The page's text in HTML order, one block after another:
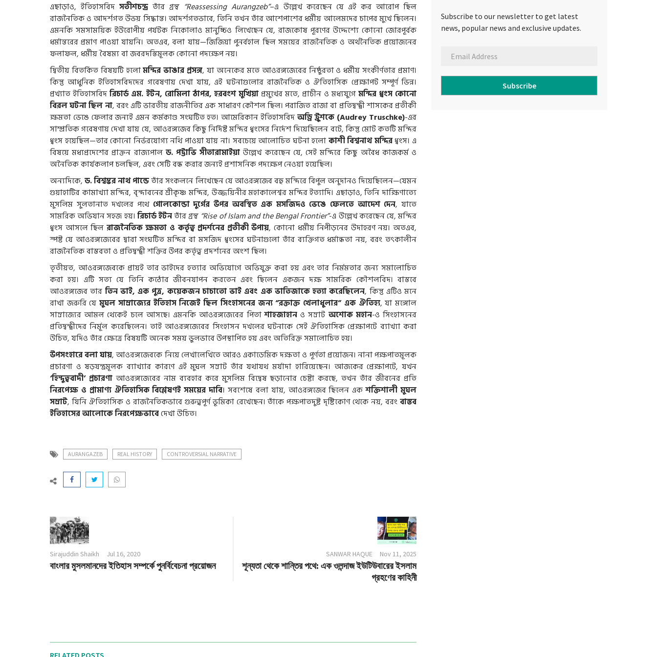
এছাড়াও, ইতিহাসবিদসতীশচন্দ্র তাঁর গ্রন্থ “Reassessing Aurangzeb”–এ উল্লেখ করেছেন যে এই কর আরোপ ছিল
রাজনৈতিক ও আদর্শগত উভয় সিদ্ধান্ত। আদর্শগতভাবে, তিনি তখন তাঁর আশেপাশের ধর্মীয় আলেমদের চাপের মুখে ছিলেন।
এমনকি সমসাময়িক ইউরোপীয় পর্যটক নিকোলাও মানুচ্চিও লিখেছেন যে, রাজকোষ পূরণের উদ্দেশ্যে কোনো জোরপূর্বক
ধর্মান্তরের প্রমাণ পাওয়া যায়নি। অতএব, বলা যায়—জিজিয়া পুনর্বহাল ছিল সময়ের রাজনৈতিক ও অর্থনৈতিক প্রয়োজনের
ফলাফল, ধর্মীয় বৈষম্য বা জবরদস্তিমূলক কোনো পদক্ষেপ নয়।
দ্বিতীয় বিতর্কিত বিষয়টি হলোমন্দির ভাঙার প্রসঙ্গ, যা অনেকের মতে আওরঙ্গজেবের নিষ্ঠুরতা ও ধর্মীয় সংকীর্ণতার প্রমাণ।
কিন্তু আধুনিক ইতিহাসবিদদের গবেষণায় দেখা যায়, এই ঘটনাগুলোর রাজনৈতিক ও ঐতিহাসিক প্রেক্ষাপট সম্পূর্ণ ভিন্ন।
প্রখ্যাত ইতিহাসবিদরিচার্ড এম. ইটন, রোমিলা ঠাপর, হরবংশ মুখিয়াপ্রমুখের মতে, প্রাচীন ও মধ্যযুগেমন্দির ধ্বংস কোনো
বিরল ঘটনা ছিল না, বরং এটি ভারতীয় রাজনীতির এক সাধারণ কৌশল ছিল। পরাজিত রাজা বা প্রতিদ্বন্দ্বী শাসকের প্রতীকী
ক্ষমতা ভেঙে ফেলার জন্যই এমন কর্মকাণ্ড সংঘটিত হত। আমেরিকান ইতিহাসবিদঅড্রি ট্রুশকে (Audrey Truschke)-এর
সাম্প্রতিক গবেষণায় দেখা যায় যে, আওরঙ্গজেব কিছু নির্দিষ্ট মন্দির ধ্বংসের নির্দেশ দিয়েছিলেন বটে, কিন্তু মোট কতটি মন্দির
ধ্বংস হয়েছিল—তার কোনো নির্ভরযোগ্য নথি পাওয়া যায় না। সবচেয়ে আলোচিত ঘটনা হলোকাশী বিশ্বনাথ মন্দিরধ্বংস। এ
বিষয়ে মধ্যপ্রদেশের প্রাক্তন রাজ্যপাল ড. পট্টাভি সীতারামাইয়া উল্লেখ করেছেন যে, সেই মন্দিরে কিছু অবৈধ কাজকর্ম ও
অনৈতিক কার্যকলাপ চলছিল, এবং সেটি বন্ধ করার জন্যই প্রশাসনিক পদক্ষেপ নেওয়া হয়েছিল।
অন্যদিকে,ড. বিশ্বম্ভর নাথ পান্ডেতাঁর সংকলনে লিখেছেন যে আওরঙ্গজেব বহু মন্দিরে বিপুল অনুদানও দিয়েছিলেন—যেমন
গুয়াহাটির কামাখ্যা মন্দির, বৃন্দাবনের শ্রীকৃষ্ণ মন্দির, উজ্জয়িনীর মহাকালেশ্বর মন্দির ইত্যাদি। এছাড়াও, তিনি দাক্ষিণাত্যে
মুসলিম সুলতানাত দখলের পথে গোলকোন্ডা দুর্গের উপর অবস্থিত এক মসজিদও ভেঙে ফেলতে আদেশ দেন, যাতে
সামরিক অভিযান সহজ হয়।রিচার্ড ইটনতাঁর গ্রন্থ “Rise of Islam and the Bengal Frontier”-এ উল্লেখ করেছেন যে, মন্দির
ধ্বংস আসলে ছিল রাজনৈতিক ক্ষমতা ও কর্তৃত্ব প্রদর্শনের প্রতীকী উপায়, কোনো ধর্মীয় নিপীড়নের উদাহরণ নয়। অতএব,
স্পষ্ট যে আওরঙ্গজেবের দ্বারা সংঘটিত মন্দির বা মসজিদ ধ্বংসের ঘটনাগুলো তাঁর ব্যক্তিগত ধর্মান্ধতা নয়, বরং তৎকালীন
রাজনৈতিক বাস্তবতা ও প্রতিদ্বন্দ্বী শক্তির উপর কর্তৃত্ব প্রদর্শনের অংশ ছিল।
তৃতীয়ত, আওরঙ্গজেবকে প্রায়ই তার ভাইদের হত্যার অভিযোগে অভিযুক্ত করা হয় এবং তার নির্মমতার জন্য সমালোচিত
করা হয়। এটি সত্য যে তিনি কঠোর জীবনযাপন করতেন এবং ছিলেন একজন দক্ষ সামরিক কৌশলবিদ। বাস্তবে
আওরঙ্গজেব তার তিন ভাই, এক পুত্র, কয়েকজন চাচাতো ভাই এবং এক ভাতিজাকে হত্যা করেছিলেন, কিন্তু এটিও মনে
রাখা জরুরি যেমুঘল সাম্রাজ্যের ইতিহাস নিজেই ছিল সিংহাসনের জন্য “রক্তাক্ত খেলাধুলার” এক ঐতিহ্য, যা মঙ্গোল
সাম্রাজ্যের আমল থেকেই চলে আসছে। এমনকি আওরঙ্গজেবের পিতাশাহজাহানও সম্রাট অশোক মহান-ও সিংহাসনের
প্রতিদ্বন্দ্বীদের নির্মূল করেছিলেন। তাই আওরঙ্গজেবের সিংহাসন দখলের ঘটনাকে সেই ঐতিহাসিক প্রেক্ষাপটে ব্যাখ্যা করা
উচিত, যদিও তাঁর ক্ষেত্রে বিষয়টি অনেক সময় ভুলভাবে উপস্থাপিত হয় এবং অতিরিক্ত সমালোচিত হয়।
উপসংহারে বলা যায়, আওরঙ্গজেবকে নিয়ে লেখালেখিতে আরও একাডেমিক দক্ষতা ও পূর্ণতা প্রয়োজন। নানা পক্ষপাতমূলক
প্রচারণা ও ষড়যন্ত্রমূলক ব্যাখ্যার কারণে এই মুঘল সম্রাট তাঁর যথাযথ মর্যাদা হারিয়েছেন। আজকের প্রেক্ষাপটে, যখন
‘হিন্দুত্ববাদী’ প্রচারণাআওরঙ্গজেবের নাম ব্যবহার করে মুসলিম বিদ্বেষ ছড়ানোর চেষ্টা করছে, তখন তাঁর জীবনের প্রতি
নিরপেক্ষ ও প্রামাণ্য ঐতিহাসিক বিশ্লেষণই সময়ের দাবি। সবশেষে বলা যায়, আওরঙ্গজেব ছিলেন একশক্তিশালী মুঘল
সম্রাট, যিনি ঐতিহাসিক ও রাজনৈতিকভাবে গুরুত্বপূর্ণ ভূমিকা রেখেছেন। তাঁকে পক্ষপাতদুষ্ট দৃষ্টিকোণ থেকে নয়, বরংবাস্তব
ইতিহাসের আলোকে নিরপেক্ষভাবেদেখা উচিত।
AURANGAZEB REAL HISTORY CONTROVERSIAL NARRATIVE
Sirajuddin Shaikh Jul 16, 2020
বাংলার মুসলমানদের ইতিহাস সম্পর্কে পুনর্বিবেচনা প্রয়োজন
SANWAR HAQUE Nov 11, 2025
শূন্যতা থেকে শান্তির পথে: এক ওলন্দাজ ইউটিউবারের ইসলাম
গ্রহণের কাহিনী
RELATED POSTS
Subscribe to our newsletter to get latest
news, popular news and exclusive updates.
Subscribe